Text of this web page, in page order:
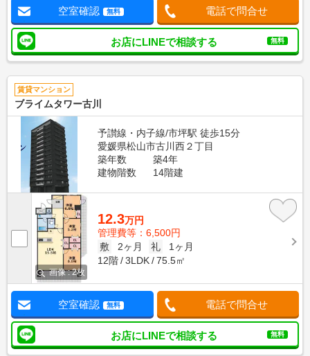
空室確認 無料 電話で問合せ
お店にLINEで相談する 無料
賃貸マンション
ブライムタワー古川
予讃線・内子線/市坪駅 徒歩15分
愛媛県松山市古川西２丁目
築年数
築4年
建物階数
14階建
画像 : 2枚
12.3万円
管理費等：6,500円
敷
2ヶ月 礼
1ヶ月
12階
3LDK 75.5㎡
空室確認 無料 電話で問合せ
お店にLINEで相談する 無料